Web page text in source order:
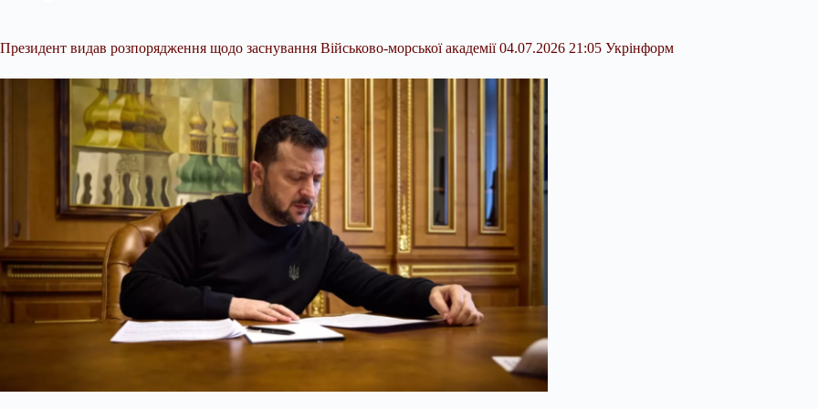
Президент видав розпорядження щодо заснування Військово-морської академії 04.07.2026 21:05 Укрінформ